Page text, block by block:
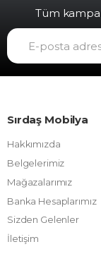
Tüm
Sırdaş Mobilya
Hakkımızda
Belgelerimiz
Mağazalarımız
Banka Hesaplarımız
Sizden Gelenler
İletişim